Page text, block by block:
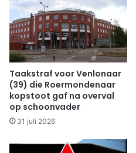
Taakstraf voor Venlonaar
(39) die Roermondenaar
kopstoot gaf na overval
op schoonvader
31 juli 2026